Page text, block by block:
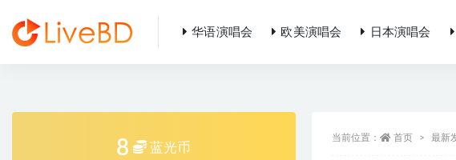
华语演唱会 欧美演唱会 日本演唱会
当前位置： 首页 最新
8 蓝光币